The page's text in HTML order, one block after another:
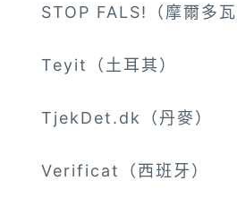
STOP FALS!（摩爾多瓦
Teyit（土耳其）
TjekDet.dk（丹麥）
Verificat（西班牙）